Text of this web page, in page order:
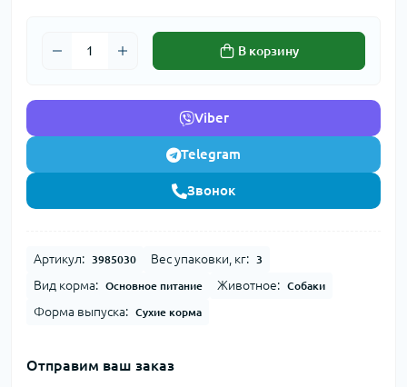
В корзину
Viber
Telegram
Звонок
Артикул: 3985030 Вес упаковки, кг: 3
Вид корма: Основное питание Животное: Собаки
Форма выпуска: Сухие корма
Отправим ваш заказ